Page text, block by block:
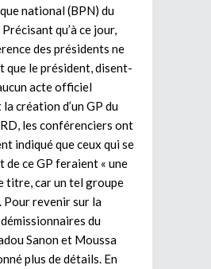
national (BPN) du
qu’à ce jour,
des présidents ne
que le président, disent-
acte officiel
création d’un GP du
les conférenciers ont
indiqué que ceux qui se
de ce GP feraient « une
titre, car un tel groupe
Pour revenir sur la
du
Sanon et Moussa
plus de détails. En